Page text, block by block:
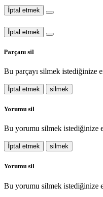
İptal etmek
İptal etmek
Parçanı sil
Bu parçayı silmek istediğinize
İptal etmek silmek
Yorumu sil
Bu yorumu silmek istediğinize
İptal etmek silmek
Yorumu sil
Bu yorumu silmek istediğinize